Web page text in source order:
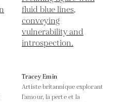
Tracey Emin
Artiste britannique explorant
l'amour, la perte et la